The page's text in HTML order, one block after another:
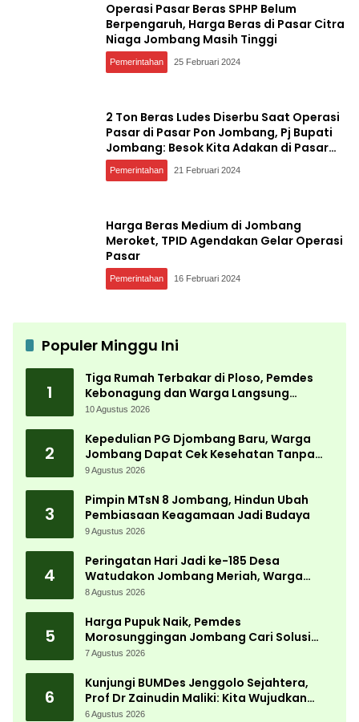
Operasi Pasar Beras SPHP Belum
Berpengaruh, Harga Beras di Pasar Citra
Niaga Jombang Masih Tinggi
Pemerintahan 25 Februari 2024
2 Ton Beras Ludes Diserbu Saat Operasi
Pasar di Pasar Pon Jombang, Pj Bupati
Jombang: Besok Kita Adakan di Pasar
Lain
Pemerintahan 21 Februari 2024
Harga Beras Medium di Jombang
Meroket, TPID Agendakan Gelar Operasi
Pasar
Pemerintahan 16 Februari 2024
Populer Minggu Ini
1
Tiga Rumah Terbakar di Ploso, Pemdes
Kebonagung dan Warga Langsung
Bergerak Bantu Korban
10 Agustus 2026
2
Kepedulian PG Djombang Baru, Warga
Jombang Dapat Cek Kesehatan Tanpa
Biaya
9 Agustus 2026
3
Pimpin MTsN 8 Jombang, Hindun Ubah
Pembiasaan Keagamaan Jadi Budaya
9 Agustus 2026
4
Peringatan Hari Jadi ke-185 Desa
Watudakon Jombang Meriah, Warga
Tumpek Blek Padati Karnaval Budaya
8 Agustus 2026
5
Harga Pupuk Naik, Pemdes
Morosunggingan Jombang Cari Solusi
Lewat Kajian Akademik
7 Agustus 2026
6
Kunjungi BUMDes Jenggolo Sejahtera,
Prof Dr Zainudin Maliki: Kita Wujudkan
Kemandirian Ekonomi dengan Potensi
6 Agustus 2026